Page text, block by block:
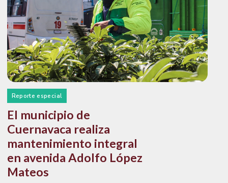
Reporte especial
El municipio de
Cuernavaca realiza
mantenimiento integral
en avenida Adolfo López
Mateos